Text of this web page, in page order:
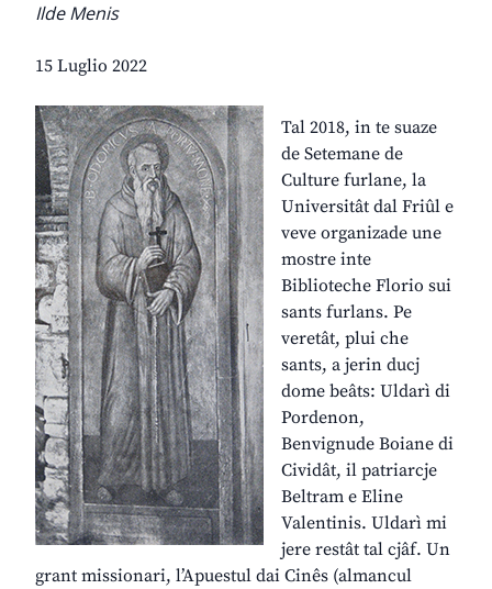
Ilde Menis
15 Luglio 2022
Tal 2018, in te suaze
de Setemane de
Culture furlane, la
Universitât dal Friûl e
veve organizade une
mostre inte
Biblioteche Florio sui
sants furlans. Pe
veretât, plui che
sants, a jerin ducj
dome beâts: Uldarì di
Pordenon,
Benvignude Boiane di
Cividât, il patriarcje
Beltram e Eline
Valentinis. Uldarì mi
jere restât tal cjâf. Un
grant missionari, l’Apuestul dai Cinês (almancul